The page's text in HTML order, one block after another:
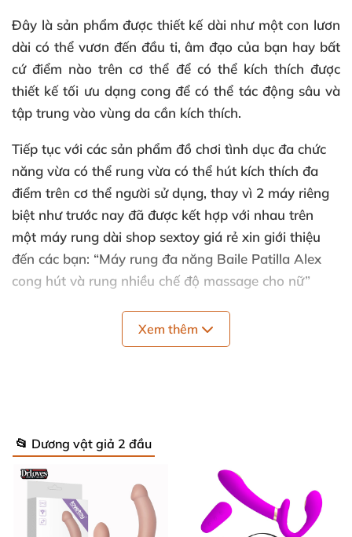
Đây là sản phẩm được thiết kế dài như một con lươn
dài có thể vươn đến đầu ti, âm đạo của bạn hay bất
cứ điểm nào trên cơ thể để có thể kích thích được
thiết kế tối ưu dạng cong để có thể tác động sâu và
tập trung vào vùng da cần kích thích.
Tiếp tục với các sản phẩm đồ chơi tình dục đa chức
năng vừa có thể rung vừa có thể hút kích thích đa
điểm trên cơ thể người sử dụng, thay vì 2 máy riêng
biệt như trước nay đã được kết hợp với nhau trên
một máy rung dài shop sextoy giá rẻ xin giới thiệu
đến các bạn: “Máy rung đa năng Baile Patilla Alex
cong hút và rung nhiều chế độ massage cho nữ”
Đây là sản phẩm được thiết kế dài như một con lươn
dài có thể vươn đến đầu ti, âm đạo của bạn hay bất
Máy rung đa năng Baile Patilla Alex cong hút và
ái bền bỉ đã làm nên tên tuổi của phân khúc
Prettylove xuất khẩu của hãng Baile độ ồn chỉ dưới
50db.
Xem thêm
📂 Dương vật giả 2 đầu